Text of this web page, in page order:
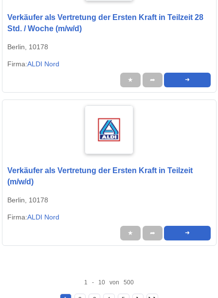
Verkäufer als Vertretung der Ersten Kraft in Teilzeit 28
Std. / Woche (m/w/d)
Berlin, 10178
Firma:ALDI Nord
★ ➦ ➜
Verkäufer als Vertretung der Ersten Kraft in Teilzeit
(m/w/d)
Berlin, 10178
Firma:ALDI Nord
★ ➦ ➜
1 - 10 von 500